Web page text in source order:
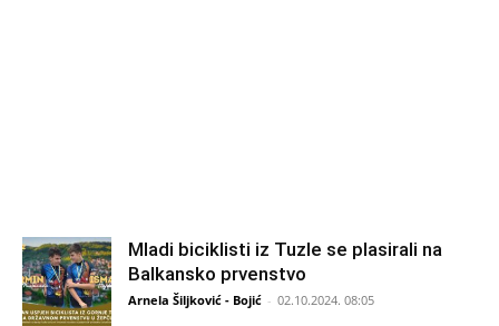
Mladi biciklisti iz Tuzle se plasirali na
Balkansko prvenstvo
Arnela Šiljković - Bojić - 02.10.2024. 08:05